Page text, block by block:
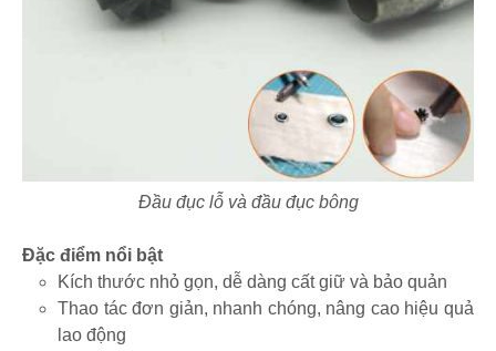
Đầu đục lỗ và đầu đục bông
Đặc điểm nổi bật
Kích thước nhỏ gọn, dễ dàng cất giữ và bảo quản
Thao tác đơn giản, nhanh chóng, nâng cao hiệu quả
lao động